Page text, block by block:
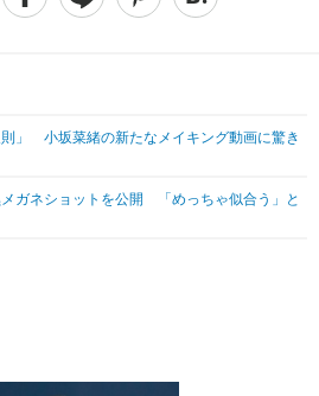
その他
映画・ドラマ
その他
則」 小坂菜緒の新たなメイキング動画に驚き
ガネショットを公開 「めっちゃ似合う」と